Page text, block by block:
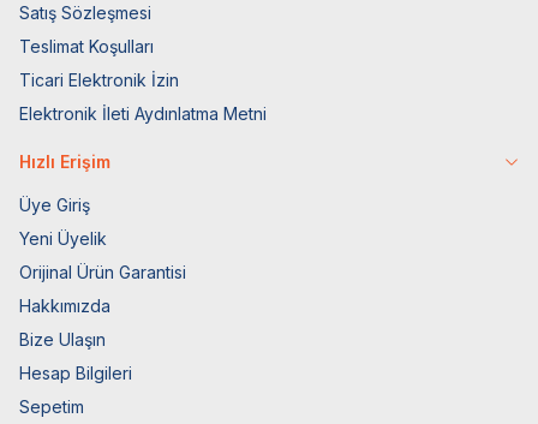
Satış Sözleşmesi
Teslimat Koşulları
Ticari Elektronik İzin
Elektronik İleti Aydınlatma Metni
Hızlı Erişim
Üye Giriş
Yeni Üyelik
Orijinal Ürün Garantisi
Hakkımızda
Bize Ulaşın
Hesap Bilgileri
Sepetim